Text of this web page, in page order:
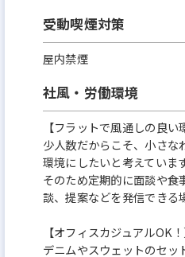
受動喫煙対策
屋内禁煙
社風・労働環境
【フラットで風通しの良い
少人数だからこそ、小さな
環境にしたいと考えています
そのため定期的に面談や食
談、提案などを発信できる
【オフィスカジュアルOK！
デニムやスウェットのセッ